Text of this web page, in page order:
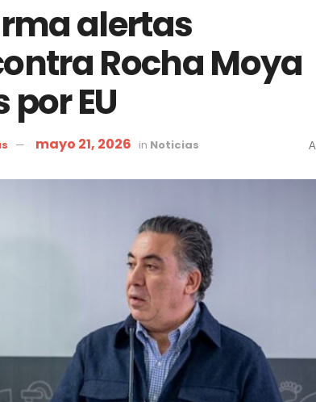
alertas
Rocha Moya
EU
mayo 21, 2026 in Noticias A